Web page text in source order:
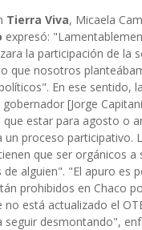
Tierra Viva, Micaela
expresó:
la participación de la
que nosotros
En ese sentido,
[Jorge
que estar para agosto o
un proceso participativo.
que ser orgánicos a
de alguien". "El apuro es
prohibidos en Chaco
no está actualizado el
seguir desmontando",